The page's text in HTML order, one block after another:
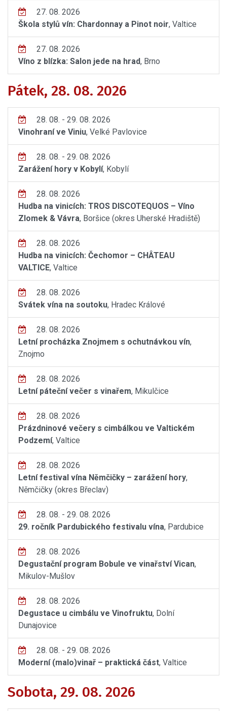
27. 08. 2026
Škola stylů vín: Chardonnay a Pinot noir, Valtice
27. 08. 2026
Víno z blízka: Salon jede na hrad, Brno
Pátek, 28. 08. 2026
28. 08. - 29. 08. 2026
Vinohraní ve Viniu, Velké Pavlovice
28. 08. - 29. 08. 2026
Zarážení hory v Kobylí, Kobylí
28. 08. 2026
Hudba na vinicích: TROS DISCOTEQUOS – Víno
Zlomek & Vávra, Boršice (okres Uherské Hradiště)
28. 08. 2026
Hudba na vinicích: Čechomor – CHÂTEAU
VALTICE, Valtice
28. 08. 2026
Svátek vína na soutoku, Hradec Králové
28. 08. 2026
Letní procházka Znojmem s ochutnávkou vín,
Znojmo
28. 08. 2026
Letní páteční večer s vinařem, Mikulčice
28. 08. 2026
Prázdninové večery s cimbálkou ve Valtickém
Podzemí, Valtice
28. 08. 2026
Letní festival vína Němčičky – zarážení hory,
Němčičky (okres Břeclav)
28. 08. - 29. 08. 2026
29. ročník Pardubického festivalu vína, Pardubice
28. 08. 2026
Degustační program Bobule ve vinařství Vican,
Mikulov-Mušlov
28. 08. 2026
Degustace u cimbálu ve Vinofruktu, Dolní
Dunajovice
28. 08. - 29. 08. 2026
Moderní (malo)vinař – praktická část, Valtice
Sobota, 29. 08. 2026